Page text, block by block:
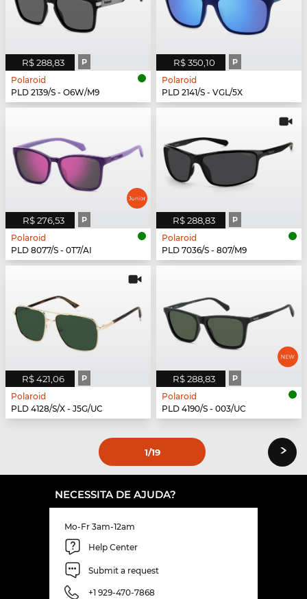
R$ 288,83 P
Polaroid
PLD 2139/S - O6W/M9
R$ 350,10 P
Polaroid
PLD 2141/S - VGL/5X
R$ 276,53 P
Polaroid
PLD 8077/S - 0T7/AI
R$ 288,83 P
Polaroid
PLD 7036/S - 807/M9
R$ 421,06 P
Polaroid
PLD 4128/S/X - J5G/UC
R$ 288,83 P
Polaroid
PLD 4190/S - 003/UC
1/19 ›
NECESSITA DE AJUDA?
Mo-Fr 3am-12am
Help Center
Submit a request
+1 929-470-7868